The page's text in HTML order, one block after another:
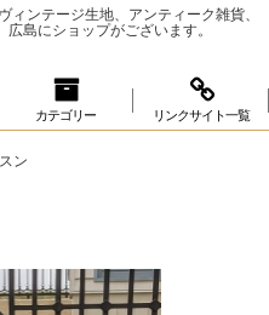
ンテージ生地、アンティーク雑貨、
島にショップがございます。
カテゴリー リンクサイト一覧
ン